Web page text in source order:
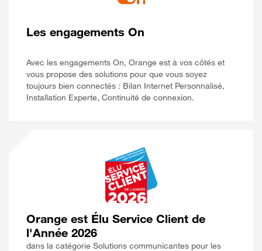
Les engagements On
Avec les engagements On, Orange est à vos côtés et
vous propose des solutions pour que vous soyez
toujours bien connectés : Bilan Internet Personnalisé,
Installation Experte, Continuité de connexion.
Orange est Élu Service Client de
l'Année 2026
dans la catégorie Solutions communicantes pour les